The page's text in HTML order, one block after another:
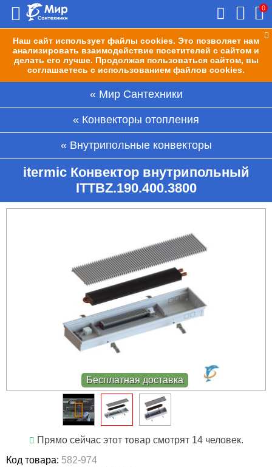
Наш сайт использует файлы cookies. Это позволяет нам
анализировать взаимодействие посетителей с сайтом и
делать его лучше. Продолжая пользоваться сайтом, вы
соглашаетесь с использованием файлов cookies.
0
Мир Сантехники
Конвекторы отопления
Внутрипольные конвекторы
itermic Конвектор внутрипольный
ITTBZ.190.400.3800
Бесплатная доставка
Прямо сейчас этот товар смотрят 14 человек.
Код товара: 582-974